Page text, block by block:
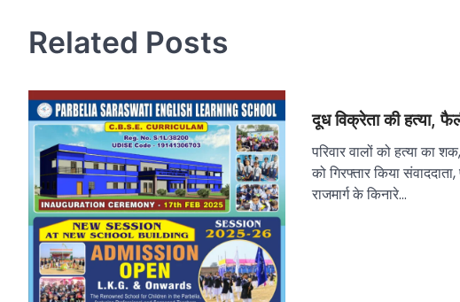
Related Posts
दूध विक्रेता की हत्या,
परिवार वालों को हत्या का
को गिरफ्तार किया
राजमार्ग के किनारे…